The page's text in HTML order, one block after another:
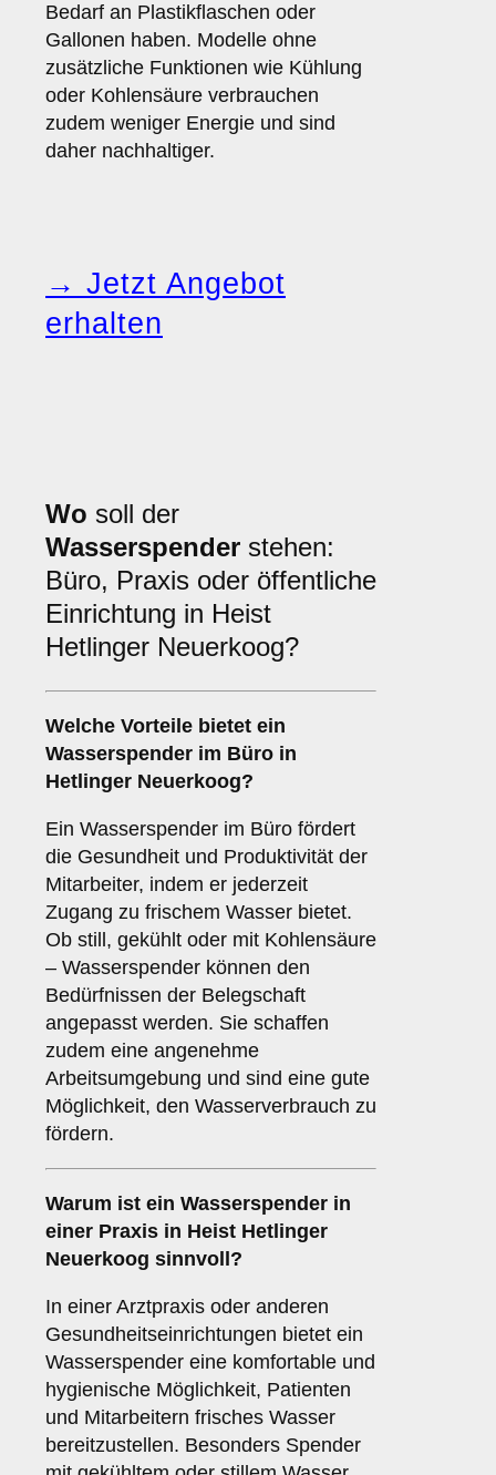
Bedarf an Plastikflaschen oder
Gallonen haben. Modelle ohne
zusätzliche Funktionen wie Kühlung
oder Kohlensäure verbrauchen
zudem weniger Energie und sind
daher nachhaltiger.
→ Jetzt Angebot
erhalten
Wo soll der
Wasserspender stehen:
Büro, Praxis oder öffentliche
Einrichtung in Heist
Hetlinger Neuerkoog?
Welche Vorteile bietet ein
Wasserspender im Büro in
Hetlinger Neuerkoog?
Ein Wasserspender im Büro fördert
die Gesundheit und Produktivität der
Mitarbeiter, indem er jederzeit
Zugang zu frischem Wasser bietet.
Ob still, gekühlt oder mit Kohlensäure
– Wasserspender können den
Bedürfnissen der Belegschaft
angepasst werden. Sie schaffen
zudem eine angenehme
Arbeitsumgebung und sind eine gute
Möglichkeit, den Wasserverbrauch zu
fördern.
Warum ist ein Wasserspender in
einer Praxis in Heist Hetlinger
Neuerkoog sinnvoll?
In einer Arztpraxis oder anderen
Gesundheitseinrichtungen bietet ein
Wasserspender eine komfortable und
hygienische Möglichkeit, Patienten
und Mitarbeitern frisches Wasser
bereitzustellen. Besonders Spender